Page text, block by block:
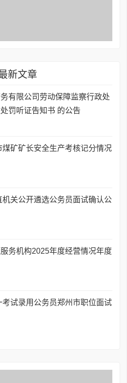
新文章
有限公司劳动保障监察行政处
罚听证告知书 的公告
矿矿长安全生产考核记分情况
关公开遴选公务员面试确认公
务机构2025年度经营情况年度
试录用公务员郑州市职位面试